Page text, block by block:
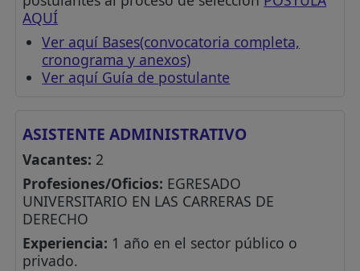
AQUÍ
Ver aquí Bases(convocatoria completa,
cronograma y anexos)
Ver aquí Guía de postulante
ASISTENTE ADMINISTRATIVO
Vacantes: 2
Profesiones/Oficios: EGRESADO
UNIVERSITARIO EN LAS CARRERAS DE
DERECHO
Experiencia: 1 año en el sector público o
privado.